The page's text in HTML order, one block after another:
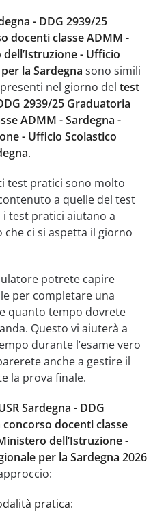
- DDG 2939/25
docenti classe ADMM -
- Ufficio
la Sardegna sono simili
nel giorno del test
2939/25 Graduatoria
ADMM - Sardegna -
- Ufficio Scolastico
.
test pratici sono molto
a quelle del test
test pratici aiutano a
ci si aspetta il giorno
potrete capire
per completare una
quanto tempo dovrete
Questo vi aiuterà a
durante l’esame vero
anche a gestire il
la prova finale.
Sardegna - DDG
docenti classe
dell’Istruzione -
per la Sardegna 2026
pratica: